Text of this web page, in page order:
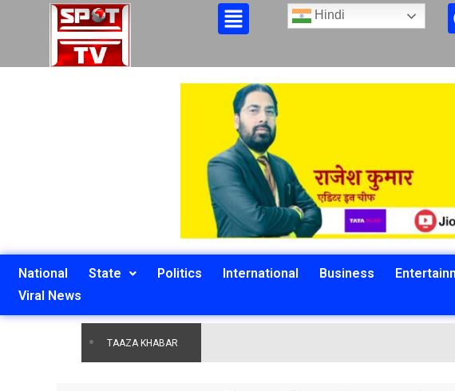
Hindi
National State Politics International Business
Viral News
TAAZA KHABAR